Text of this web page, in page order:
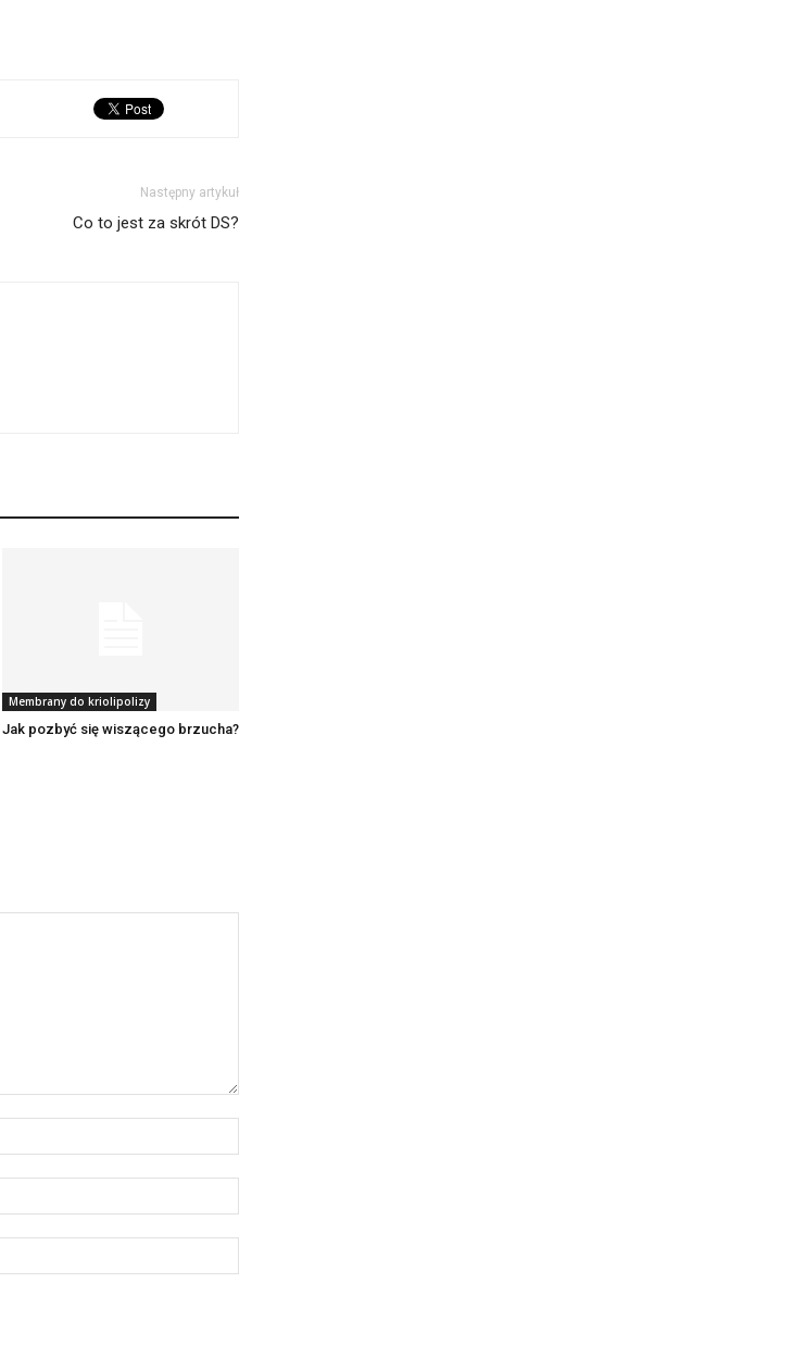
Następny artykuł
Co to jest za skrót DS?
Membrany do kriolipolizy
Jak pozbyć się wiszącego brzucha?